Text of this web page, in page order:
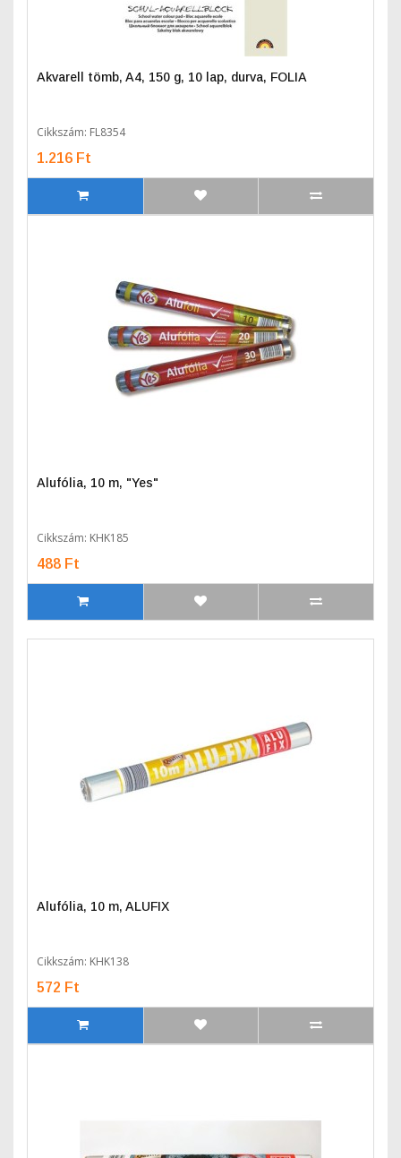
Akvarell tömb, A4, 150 g, 10 lap, durva, FOLIA
Cikkszám: FL8354
1.216 Ft
Alufólia, 10 m, "Yes"
Cikkszám: KHK185
488 Ft
Alufólia, 10 m, ALUFIX
Cikkszám: KHK138
572 Ft